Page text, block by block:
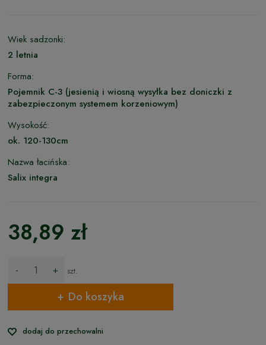
Wiek sadzonki:
2 letnia
Forma:
Pojemnik C-3 (jesienią i wiosną wysyłka bez doniczki z
zabezpieczonym systemem korzeniowym)
Wysokość:
ok. 120-130cm
Nazwa łacińska:
Salix integra
38,89 zł
- + szt.
Do koszyka
dodaj do przechowalni